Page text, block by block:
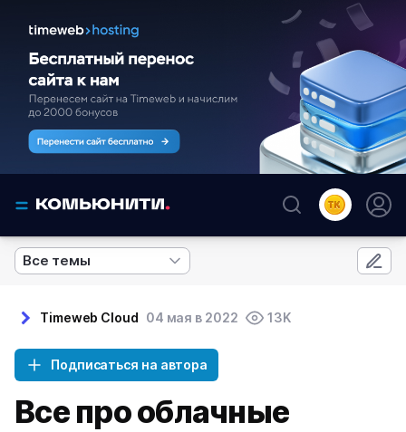
Все темы
Timeweb Cloud 04 мая в 2022 13K
Подписаться на автора
Все про облачные